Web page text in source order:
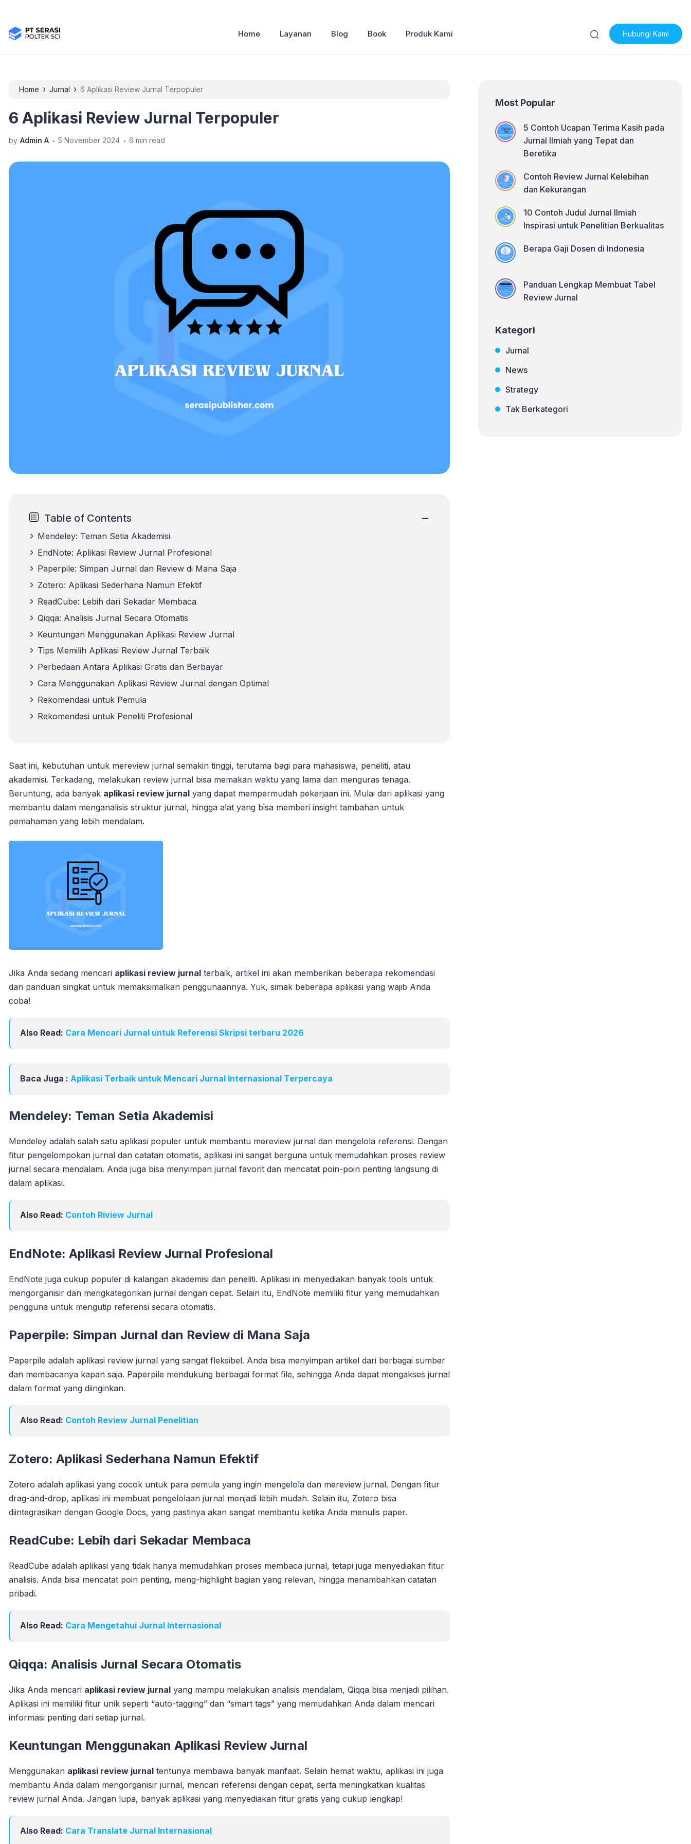
Hubungi Kami
Home Layanan Blog Book Produk Kami
Home › Jurnal › 6 Aplikasi Review Jurnal Terpopuler
6 Aplikasi Review Jurnal Terpopuler
by Admin A . 5 November 2024 . 6 min read
Table of Contents −
Mendeley: Teman Setia Akademisi
EndNote: Aplikasi Review Jurnal Profesional
Paperpile: Simpan Jurnal dan Review di Mana Saja
Zotero: Aplikasi Sederhana Namun Efektif
ReadCube: Lebih dari Sekadar Membaca
Qiqqa: Analisis Jurnal Secara Otomatis
Keuntungan Menggunakan Aplikasi Review Jurnal
Tips Memilih Aplikasi Review Jurnal Terbaik
Perbedaan Antara Aplikasi Gratis dan Berbayar
Cara Menggunakan Aplikasi Review Jurnal dengan Optimal
Rekomendasi untuk Pemula
Rekomendasi untuk Peneliti Profesional
Saat ini, kebutuhan untuk mereview jurnal semakin tinggi, terutama bagi para mahasiswa, peneliti, atau
akademisi. Terkadang, melakukan review jurnal bisa memakan waktu yang lama dan menguras tenaga.
Beruntung, ada banyak aplikasi review jurnal yang dapat mempermudah pekerjaan ini. Mulai dari aplikasi yang
membantu dalam menganalisis struktur jurnal, hingga alat yang bisa memberi insight tambahan untuk
pemahaman yang lebih mendalam.
Jika Anda sedang mencari aplikasi review jurnal terbaik, artikel ini akan memberikan beberapa rekomendasi
dan panduan singkat untuk memaksimalkan penggunaannya. Yuk, simak beberapa aplikasi yang wajib Anda
coba!
Also Read: Cara Mencari Jurnal untuk Referensi Skripsi terbaru 2026
Baca Juga : Aplikasi Terbaik untuk Mencari Jurnal Internasional Terpercaya
Mendeley: Teman Setia Akademisi
Mendeley adalah salah satu aplikasi populer untuk membantu mereview jurnal dan mengelola referensi. Dengan
fitur pengelompokan jurnal dan catatan otomatis, aplikasi ini sangat berguna untuk memudahkan proses review
jurnal secara mendalam. Anda juga bisa menyimpan jurnal favorit dan mencatat poin-poin penting langsung di
dalam aplikasi.
Also Read: Contoh Riview Jurnal
EndNote: Aplikasi Review Jurnal Profesional
EndNote juga cukup populer di kalangan akademisi dan peneliti. Aplikasi ini menyediakan banyak tools untuk
mengorganisir dan mengkategorikan jurnal dengan cepat. Selain itu, EndNote memiliki fitur yang memudahkan
pengguna untuk mengutip referensi secara otomatis.
Paperpile: Simpan Jurnal dan Review di Mana Saja
Paperpile adalah aplikasi review jurnal yang sangat fleksibel. Anda bisa menyimpan artikel dari berbagai sumber
dan membacanya kapan saja. Paperpile mendukung berbagai format file, sehingga Anda dapat mengakses jurnal
dalam format yang diinginkan.
Also Read: Contoh Review Jurnal Penelitian
Zotero: Aplikasi Sederhana Namun Efektif
Zotero adalah aplikasi yang cocok untuk para pemula yang ingin mengelola dan mereview jurnal. Dengan fitur
drag-and-drop, aplikasi ini membuat pengelolaan jurnal menjadi lebih mudah. Selain itu, Zotero bisa
diintegrasikan dengan Google Docs, yang pastinya akan sangat membantu ketika Anda menulis paper.
ReadCube: Lebih dari Sekadar Membaca
ReadCube adalah aplikasi yang tidak hanya memudahkan proses membaca jurnal, tetapi juga menyediakan fitur
analisis. Anda bisa mencatat poin penting, meng-highlight bagian yang relevan, hingga menambahkan catatan
pribadi.
Also Read: Cara Mengetahui Jurnal Internasional
Qiqqa: Analisis Jurnal Secara Otomatis
Jika Anda mencari aplikasi review jurnal yang mampu melakukan analisis mendalam, Qiqqa bisa menjadi pilihan.
Aplikasi ini memiliki fitur unik seperti “auto-tagging” dan “smart tags” yang memudahkan Anda dalam mencari
informasi penting dari setiap jurnal.
Keuntungan Menggunakan Aplikasi Review Jurnal
Menggunakan aplikasi review jurnal tentunya membawa banyak manfaat. Selain hemat waktu, aplikasi ini juga
membantu Anda dalam mengorganisir jurnal, mencari referensi dengan cepat, serta meningkatkan kualitas
review jurnal Anda. Jangan lupa, banyak aplikasi yang menyediakan fitur gratis yang cukup lengkap!
Also Read: Cara Translate Jurnal Internasional
Most Popular
5 Contoh Ucapan Terima Kasih pada
Jurnal Ilmiah yang Tepat dan
Beretika
Contoh Review Jurnal Kelebihan
dan Kekurangan
10 Contoh Judul Jurnal Ilmiah
Inspirasi untuk Penelitian Berkualitas
Berapa Gaji Dosen di Indonesia
Panduan Lengkap Membuat Tabel
Review Jurnal
Kategori
Jurnal
News
Strategy
Tak Berkategori